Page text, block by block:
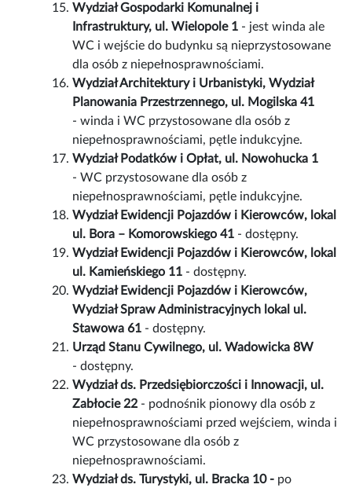
Wydział Gospodarki Komunalnej i
Infrastruktury, ul. Wielopole 1 - jest winda ale
WC i wejście do budynku są nieprzystosowane
dla osób z niepełnosprawnościami.
Wydział Architektury i Urbanistyki, Wydział
Planowania Przestrzennego, ul. Mogilska 41
- winda i WC przystosowane dla osób z
niepełnosprawnościami, pętle indukcyjne.
Wydział Podatków i Opłat, ul. Nowohucka 1
- WC przystosowane dla osób z
niepełnosprawnościami, pętle indukcyjne.
Wydział Ewidencji Pojazdów i Kierowców, lokal
ul. Bora – Komorowskiego 41 - dostępny.
Wydział Ewidencji Pojazdów i Kierowców, lokal
ul. Kamieńskiego 11 - dostępny.
Wydział Ewidencji Pojazdów i Kierowców,
Wydział Spraw Administracyjnych lokal ul.
Stawowa 61 - dostępny.
Urząd Stanu Cywilnego, ul. Wadowicka 8W
- dostępny.
Wydział ds. Przedsiębiorczości i Innowacji, ul.
Zabłocie 22 - podnośnik pionowy dla osób z
niepełnosprawnościami przed wejściem, winda i
WC przystosowane dla osób z
niepełnosprawnościami.
Wydział ds. Turystyki, ul. Bracka 10 - po